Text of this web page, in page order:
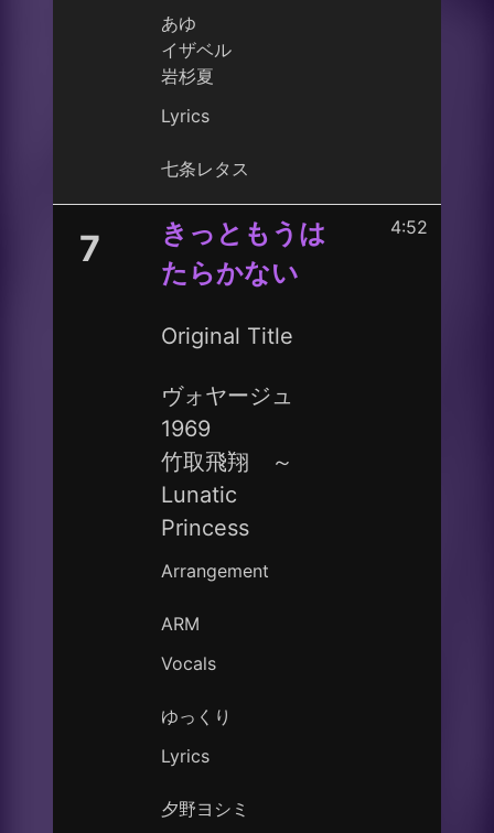
あゆ
イザベル
岩杉夏
Lyrics
七条レタス
7
きっともうは
たらかない
Original Title
ヴォヤージュ
1969
竹取飛翔 ～
Lunatic
Princess
Arrangement
ARM
Vocals
ゆっくり
Lyrics
夕野ヨシミ
4:52